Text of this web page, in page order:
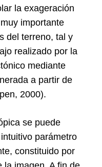
la exageración
importante
del terreno, tal y
realizado por la
mediante
a partir de
2000).
se puede
parámetro
constituido por